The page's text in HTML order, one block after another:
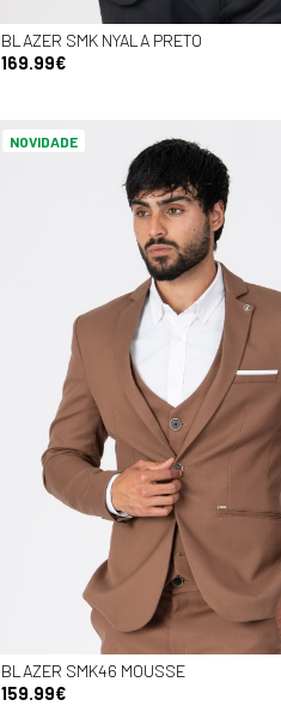
BLAZER SMK NYALA PRETO
169.99€
NOVIDADE
BLAZER SMK46 MOUSSE
159.99€